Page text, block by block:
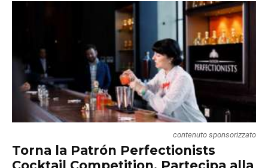
contenuto sponsorizzato
Torna la Patrón Perfectionists